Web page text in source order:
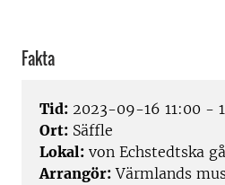
Fakta
Tid: 2023-09-16 11:00 -
Ort: Säffle
Lokal: von Echstedtska
Arrangör: Värmlands